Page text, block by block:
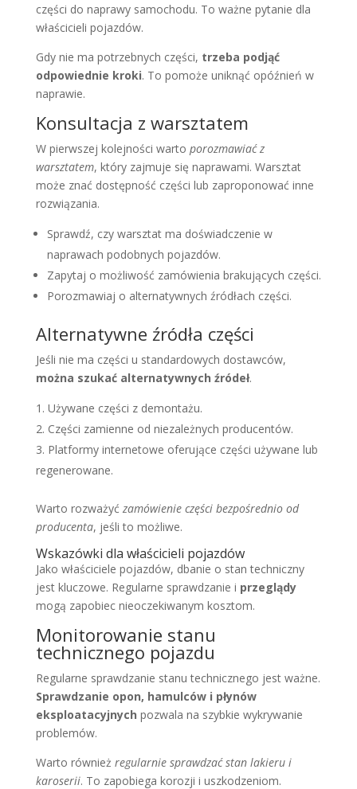
części do naprawy samochodu. To ważne pytanie dla
właścicieli pojazdów.
Gdy nie ma potrzebnych części, trzeba podjąć
odpowiednie kroki. To pomoże uniknąć opóźnień w
naprawie.
Konsultacja z warsztatem
W pierwszej kolejności warto porozmawiać z
warsztatem, który zajmuje się naprawami. Warsztat
może znać dostępność części lub zaproponować inne
rozwiązania.
Sprawdź, czy warsztat ma doświadczenie w
naprawach podobnych pojazdów.
Zapytaj o możliwość zamówienia brakujących części.
Porozmawiaj o alternatywnych źródłach części.
Alternatywne źródła części
Jeśli nie ma części u standardowych dostawców,
można szukać alternatywnych źródeł.
Używane części z demontażu.
Części zamienne od niezależnych producentów.
Platformy internetowe oferujące części używane lub
regenerowane.
Warto rozważyć zamówienie części bezpośrednio od
producenta, jeśli to możliwe.
Wskazówki dla właścicieli pojazdów
Jako właściciele pojazdów, dbanie o stan techniczny
jest kluczowe. Regularne sprawdzanie i przeglądy
mogą zapobiec nieoczekiwanym kosztom.
Monitorowanie stanu
technicznego pojazdu
Regularne sprawdzanie stanu technicznego jest ważne.
Sprawdzanie opon, hamulców i płynów
eksploatacyjnych pozwala na szybkie wykrywanie
problemów.
Warto również regularnie sprawdzać stan lakieru i
karoserii. To zapobiega korozji i uszkodzeniom.